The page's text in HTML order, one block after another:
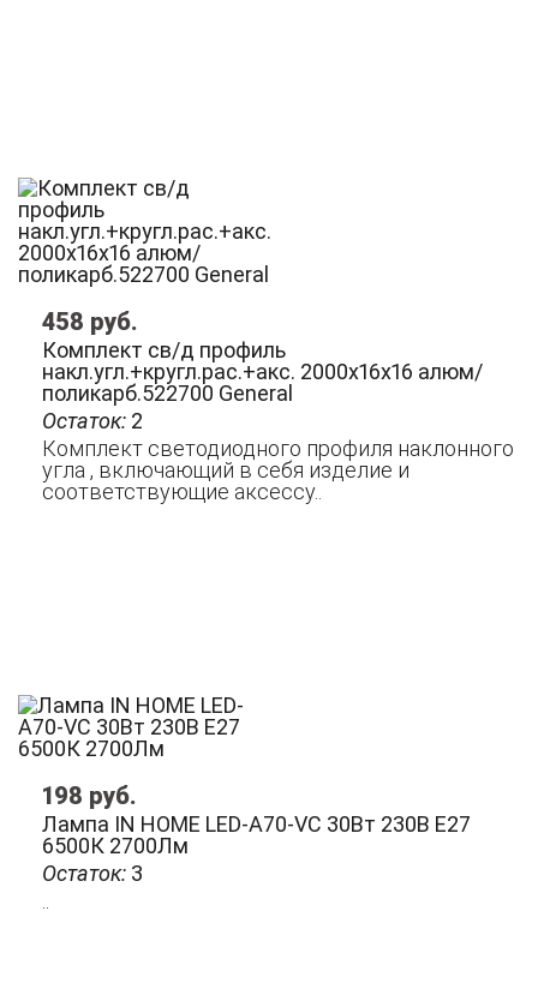
Остаток: 2
Комплект св/д профиль
накл.угл.+кругл.рас.+акс. 2000х16x16 алюм/
поликарб.522700 General
Комплект светодиодного профиля наклонного
угла , включающий в себя изделие и
соответствующие аксессу..
458 руб.
Остаток: 3
Лампа IN HOME LED-A70-VC 30Вт 230В Е27
6500К 2700Лм
198 руб.